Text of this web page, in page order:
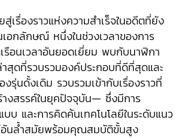
เรื่องราวแห่งความสำเร็จในอดีตที่ยัง
เอกลักษณ์ หนึ่งในช่วงเวลาของการ
รือนเวลาอันยอดเยี่ยม พบกับนาฬิกา
าสุดที่รวบรวมองค์ประกอบที่ดีที่สุดและ
รุ่นดั้งเดิม รวบรวมเข้ากับเรื่องราวที่
างสรรค์ในยุคปัจจุบัน— ซึ่งมีการ
บ และการคิดค้นเทคโนโลยีในระดับแนว
นล้ำสมัยพร้อมคุณสมบัติขั้นสูง